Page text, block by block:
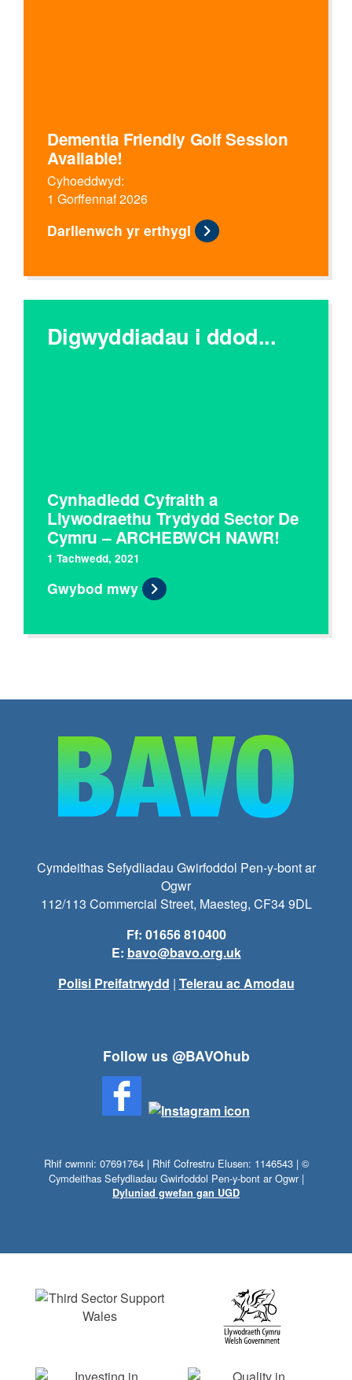
Dementia Friendly Golf Session
Available!
Cyhoeddwyd:
1 Gorffennaf 2026
Darllenwch yr erthygl
Digwyddiadau i ddod...
Cynhadledd Cyfraith a
Llywodraethu Trydydd Sector De
Cymru – ARCHEBWCH NAWR!
1 Tachwedd, 2021
Gwybod mwy
Cymdeithas Sefydliadau Gwirfoddol Pen-y-bont ar
Ogwr
112/113 Commercial Street, Maesteg, CF34 9DL
Ff: 01656 810400
E: bavo@bavo.org.uk
Polisi Preifatrwydd | Telerau ac Amodau
Follow us @BAVOhub
Rhif cwmni: 07691764 | Rhif Cofrestru Elusen: 1146543 | ©
Cymdeithas Sefydliadau Gwirfoddol Pen-y-bont ar Ogwr |
Dyluniad gwefan gan UGD